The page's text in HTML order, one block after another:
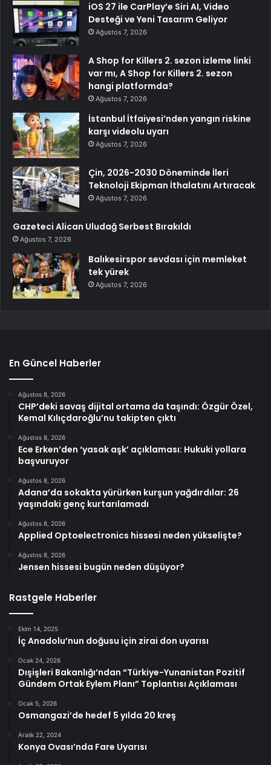
iOS 27 ile CarPlay’e Siri AI, Video
Desteği ve Yeni Tasarım Geliyor
Ağustos 7, 2026
A Shop for Killers 2. sezon izleme linki
var mı, A Shop for Killers 2. sezon
hangi platformda?
Ağustos 7, 2026
İstanbul İtfaiyesi’nden yangın riskine
karşı videolu uyarı
Ağustos 7, 2026
Çin, 2026-2030 Döneminde İleri
Teknoloji Ekipman İthalatını Artıracak
Ağustos 7, 2026
Gazeteci Alican Uludağ Serbest Bırakıldı
Ağustos 7, 2026
Balıkesirspor sevdası için memleket
tek yürek
Ağustos 7, 2026
En Güncel Haberler
Ağustos 8, 2026
CHP’deki savaş dijital ortama da taşındı: Özgür Özel,
Kemal Kılıçdaroğlu’nu takipten çıktı
Ağustos 8, 2026
Ece Erken’den ‘yasak aşk’ açıklaması: Hukuki yollara
başvuruyor
Ağustos 8, 2026
Adana’da sokakta yürürken kurşun yağdırdılar: 26
yaşındaki genç kurtarılamadı
Ağustos 8, 2026
Applied Optoelectronics hissesi neden yükselişte?
Ağustos 8, 2026
Jensen hissesi bugün neden düşüyor?
Rastgele Haberler
Ekim 14, 2025
İç Anadolu’nun doğusu için zirai don uyarısı
Ocak 24, 2026
Dışişleri Bakanlığı’ndan “Türkiye-Yunanistan Pozitif
Gündem Ortak Eylem Planı” Toplantısı Açıklaması
Ocak 5, 2026
Osmangazi’de hedef 5 yılda 20 kreş
Aralık 22, 2024
Konya Ovası’nda Fare Uyarısı